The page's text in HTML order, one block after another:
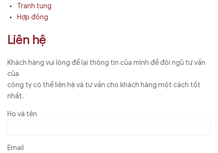
Tranh tụng
Hợp đồng
Liên hệ
Khách hàng vui lòng để lại thông tin của mình để đội ngũ tư vấn
của
công ty có thể liên hệ và tư vấn cho khách hàng một cách tốt
nhất.
Họ và tên
Email